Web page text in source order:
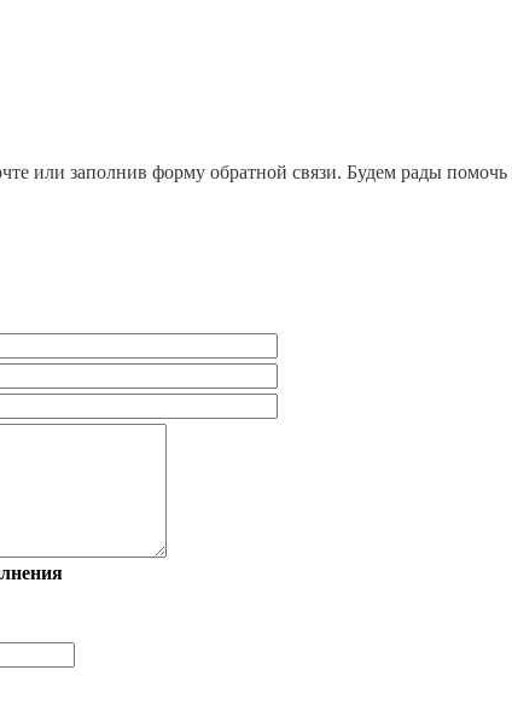
или заполнив форму обратной связи. Будем рады